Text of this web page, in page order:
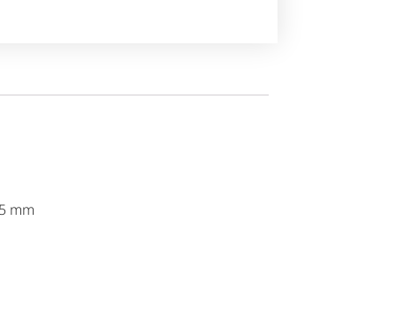
mm